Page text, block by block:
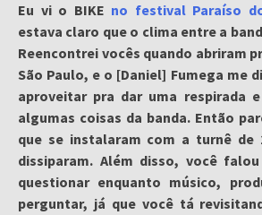
Eu vi o BIKE no festival Paraíso
estava claro que o clima entre a
Reencontrei vocês quando abriram
São Paulo, e o [Daniel] Fumega me
aproveitar pra dar uma respirada
algumas coisas da banda. Então
que se instalaram com a turnê de
dissiparam. Além disso, você
questionar enquanto músico,
perguntar, já que você tá